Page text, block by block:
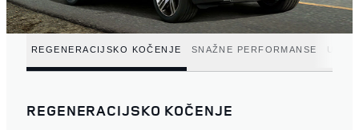
REGENERACIJSKO KOČENJE SNAŽNE PERFORMANSE
REGENERACIJSKO KOČENJE